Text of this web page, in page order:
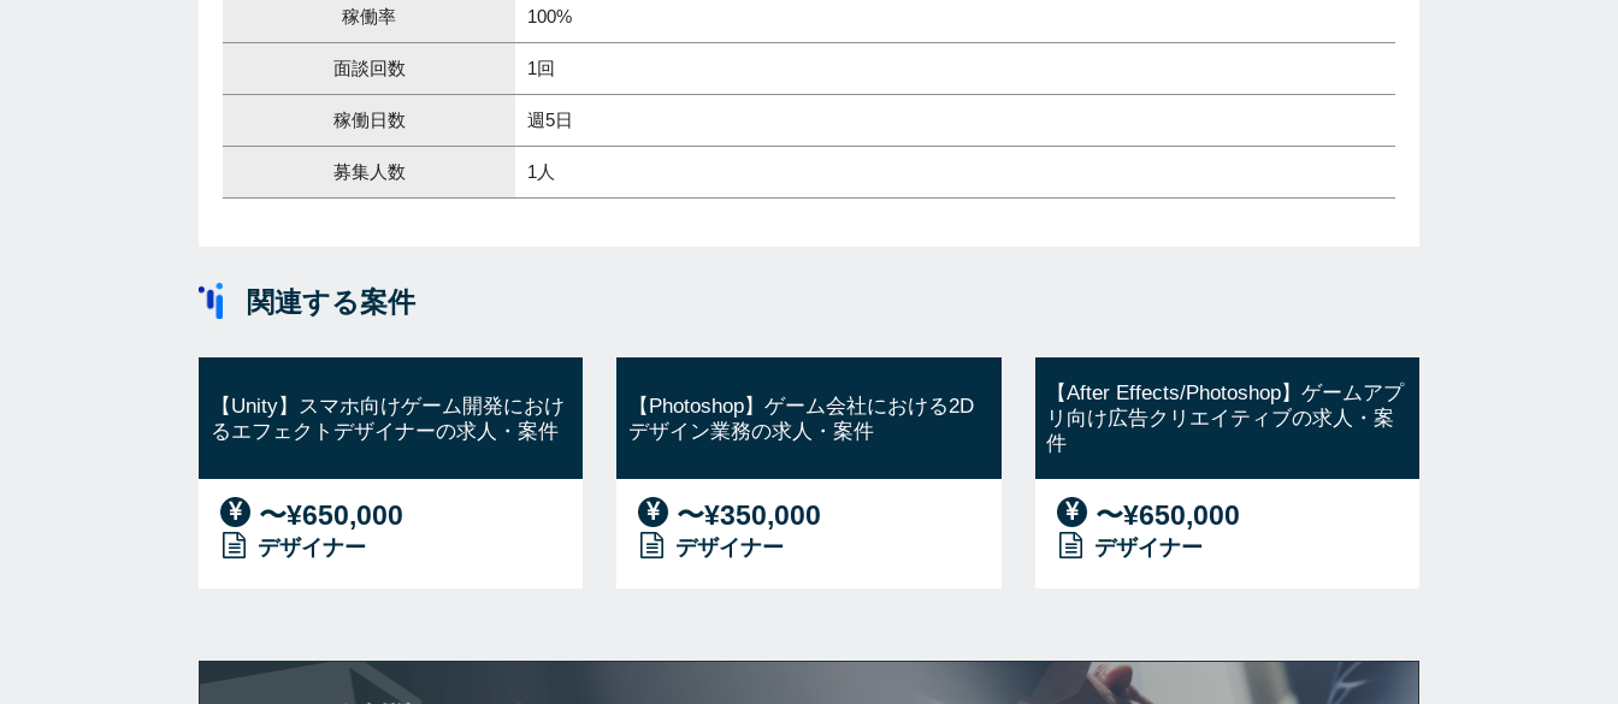
稼働率 100%
面談回数 1回
稼働日数 週5日
募集人数 1人
関連する案件
【Unity】スマホ向けゲーム開発におけ
るエフェクトデザイナーの求人・案件
〜¥650,000
デザイナー
【Photoshop】ゲーム会社における2D
デザイン業務の求人・案件
〜¥350,000
デザイナー
【After Effects/Photoshop】ゲームアプ
リ向け広告クリエイティブの求人・案
件
〜¥650,000
デザイナー